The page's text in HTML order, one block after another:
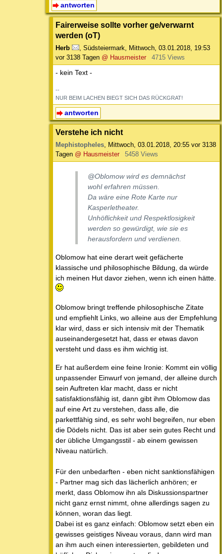
antworten
Fairerweise sollte vorher ge/verwarnt
werden (oT)
Herb Südsteiermark
Mittwoch, 03.01.2018, 19:53
vor 3138 Tagen @ Hausmeister 4715 Views
- kein Text -
--
NUR BEIM LACHEN BIEGT SICH DAS RÜCKGRAT!
antworten
Verstehe ich nicht
Mephistopheles, Mittwoch, 03.01.2018, 20:55 vor 3138
Tagen @ Hausmeister 5458 Views
@Oblomow wird es demnächst
wohl erfahren müssen.
Da wäre eine Rote Karte nur
Kasperletheater.
Unhöflichkeit und Respektlosigkeit
werden so gewürdigt, wie sie es
herausfordern und verdienen.
Oblomow hat eine derart weit gefächerte
klassische und philosophische Bildung, da würde
ich meinen Hut davor ziehen, wenn ich einen hätte.
Oblomow bringt treffende philosophische Zitate
und empfiehlt Links, wo alleine aus der Empfehlung
klar wird, dass er sich intensiv mit der Thematik
auseinandergesetzt hat, dass er etwas davon
versteht und dass es ihm wichtig ist.
Er hat außerdem eine feine Ironie: Kommt ein völlig
unpassender Einwurf von jemand, der alleine durch
sein Auftreten klar macht, dass er nicht
satisfaktionsfähig ist, dann gibt ihm Oblomow das
auf eine Art zu verstehen, dass alle, die
parkettfähig sind, es sehr wohl begreifen, nur eben
die Dödels nicht. Das ist aber sein gutes Recht und
der übliche Umgangsstil - ab einem gewissen
Niveau natürlich.
Für den unbedarften - eben nicht sanktionsfähigen
- Partner mag sich das lächerlich anhören; er
merkt, dass Oblomow ihn als Diskussionspartner
nicht ganz ernst nimmt, ohne allerdings sagen zu
können, woran das liegt.
Dabei ist es ganz einfach: Oblomow setzt eben ein
gewisses geistiges Niveau voraus, dann wird man
an ihm auch einen interessierten, gebildeten und